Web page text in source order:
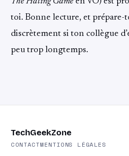
toi. Bonne lecture, et prépare-
discrètement si ton collègue
peu trop longtemps.
TechGeekZone
CONTACTMENTIONS LÉGALES